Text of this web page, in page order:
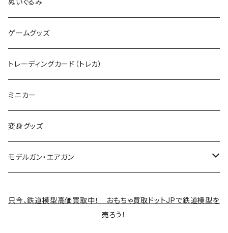
カタログ
TOMIX (N)
制御機器
デカール
その他のロボット
その他のキャラクター
RCパーツ
ぬいぐるみ
ゲームグッズ
トレーディングカード（トレカ）
ミニカー
変身グッズ
モデルガン・エアガン
只今、鉄道模型高価買取中！ おもちゃ買取ドットJPで鉄道模型を
売ろう！